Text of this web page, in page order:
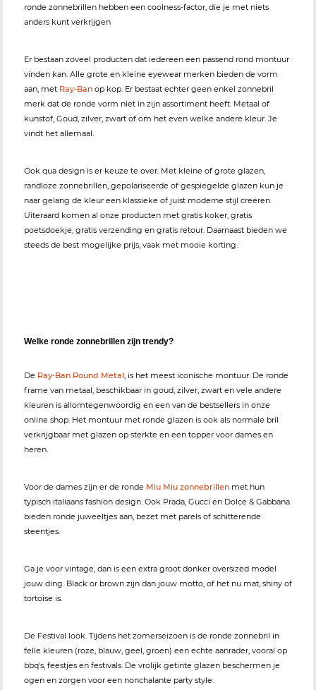
ronde zonnebrillen hebben een coolness-factor, die je met niets
anders kunt verkrijgen
Er bestaan zoveel producten dat iedereen een passend rond montuur
vinden kan. Alle grote en kleine eyewear merken bieden de vorm
aan, met Ray-Ban op kop. Er bestaat echter geen enkel zonnebril
merk dat de ronde vorm niet in zijn assortiment heeft. Metaal of
kunstof, Goud, zilver, zwart of om het even welke andere kleur. Je
vindt het allemaal.
Ook qua design is er keuze te over. Met kleine of grote glazen,
randloze zonnebrillen, gepolariseerde of gespiegelde glazen kun je
naar gelang de kleur een klassieke of juist moderne stijl creëren.
Uiteraard komen al onze producten met gratis koker, gratis
poetsdoekje, gratis verzending en gratis retour. Daarnaast bieden we
steeds de best mogelijke prijs, vaak met mooie korting.
Welke ronde zonnebrillen zijn trendy?
De Ray-Ban Round Metal, is het meest iconische montuur. De ronde
frame van metaal, beschikbaar in goud, zilver, zwart en vele andere
kleuren is allomtegenwoordig en een van de bestsellers in onze
online shop. Het montuur met ronde glazen is ook als normale bril
verkrijgbaar met glazen op sterkte en een topper voor dames en
heren.
Voor de dames zijn er de ronde Miu Miu zonnebrillen met hun
typisch italiaans fashion design. Ook Prada, Gucci en Dolce & Gabbana
bieden ronde juweeltjes aan, bezet met parels of schitterende
steentjes.
Ga je voor vintage, dan is een extra groot donker oversized model
jouw ding. Black or brown zijn dan jouw motto, of het nu mat, shiny of
tortoise is.
De Festival look. Tijdens het zomerseizoen is de ronde zonnebril in
felle kleuren (roze, blauw, geel, groen) een echte aanrader, vooral op
bbq's, feestjes en festivals. De vrolijk getinte glazen beschermen je
ogen en zorgen voor een nonchalante party style.